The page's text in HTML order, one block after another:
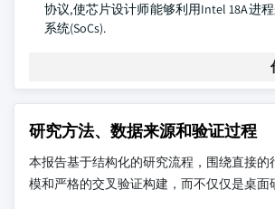
协议,使芯片设计师能够利用Intel 18A进
系统(SoCs).
研究方法、数据来源和验证过程
本报告基于结构化的研究流程，围绕直接的
模和严格的交叉验证构建，而不仅仅是桌面